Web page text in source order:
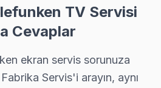
TV Servisi
Cevaplar
ekran servis sorunuza
Servis'i arayın, aynı